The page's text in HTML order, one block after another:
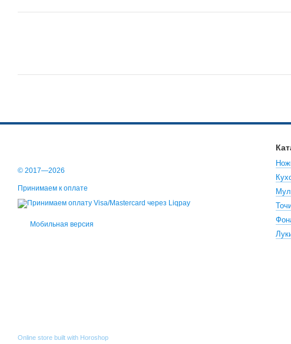
© 2017—2026
Принимаем к оплате
Мобильная версия
Online store built with Horoshop